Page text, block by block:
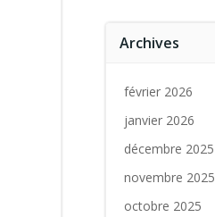
Archives
février 2026
janvier 2026
décembre 2025
novembre 2025
octobre 2025